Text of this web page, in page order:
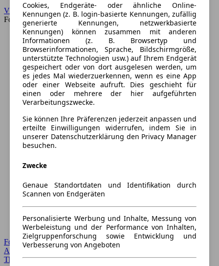
Cookies, Endgeräte- oder ähnliche Online-
Kennungen (z. B. login-basierte Kennungen, zufällig
generierte Kennungen, netzwerkbasierte
Kennungen) können zusammen mit anderen
Informationen (z. B. Browsertyp und
Browserinformationen, Sprache, Bildschirmgröße,
unterstützte Technologien usw.) auf Ihrem Endgerät
gespeichert oder von dort ausgelesen werden, um
es jedes Mal wiederzuerkennen, wenn es eine App
oder einer Webseite aufruft. Dies geschieht für
einen oder mehrere der hier aufgeführten
Verarbeitungszwecke.
Sie können Ihre Präferenzen jederzeit anpassen und
erteilte Einwilligungen widerrufen, indem Sie in
unserer Datenschutzerklärung den Privacy Manager
besuchen.
Zwecke
Genaue Standortdaten und Identifikation durch
Scannen von Endgeräten
Personalisierte Werbung und Inhalte, Messung von
Werbeleistung und der Performance von Inhalten,
Zielgruppenforschung sowie Entwicklung und
Verbesserung von Angeboten
VW
Forum
Forum Startseite
Alle Auto-Foren
Themen-Forum